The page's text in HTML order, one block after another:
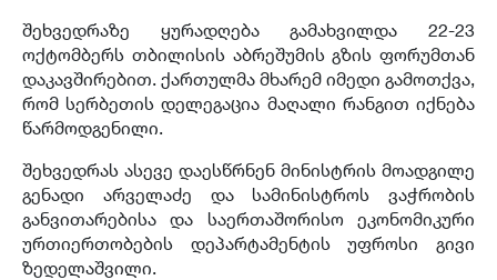
შეხვედრაზე ყურადღება გამახვილდა 22-23
ოქტომბერს თბილისის აბრეშუმის გზის ფორუმთან
დაკავშირებით. ქართულმა მხარემ იმედი გამოთქვა,
რომ სერბეთის დელეგაცია მაღალი რანგით იქნება
წარმოდგენილი.
შეხვედრას ასევე დაესწრნენ მინისტრის მოადგილე
გენადი არველაძე და სამინისტროს ვაჭრობის
განვითარებისა და საერთაშორისო ეკონომიკური
ურთიერთობების დეპარტამენტის უფროსი გივი
ზედელაშვილი.